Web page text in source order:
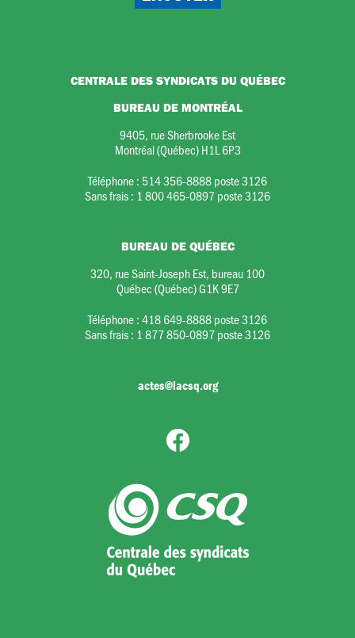
CENTRALE DES SYNDICATS DU QUÉBEC
BUREAU DE MONTRÉAL
9405, rue Sherbrooke Est
Montréal (Québec) H1L 6P3
Téléphone : 514 356-8888 poste 3126
Sans frais : 1 800 465-0897 poste 3126
BUREAU DE QUÉBEC
320, rue Saint-Joseph Est, bureau 100
Québec (Québec) G1K 9E7
Téléphone :418 649-8888 poste 3126
Sans frais : 1 877 850-0897 poste 3126
actes@lacsq.org